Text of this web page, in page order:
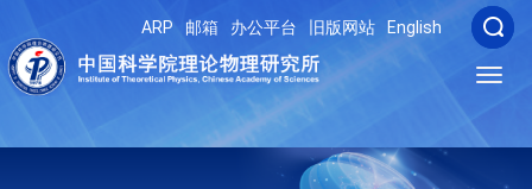
ARP 邮箱 办公平台 旧版网站 English